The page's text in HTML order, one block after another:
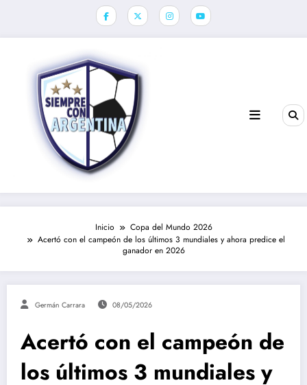
Inicio
Copa del Mundo 2026
Acertó con el campeón de los últimos 3 mundiales y ahora predice el
ganador en 2026
Germán Carrara 08/05/2026
Acertó con el campeón de
los últimos 3 mundiales y